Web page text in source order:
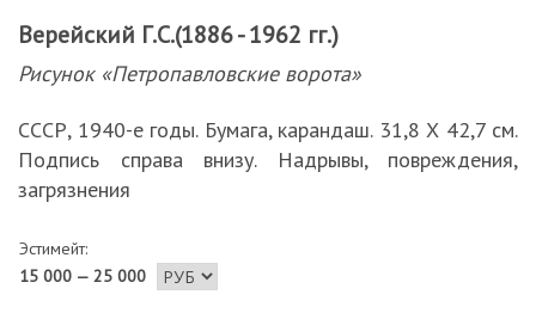
Верейский Г.С.(1886 - 1962 гг.)
Рисунок «Петропавловские ворота»
СССР, 1940-е годы. Бумага, карандаш. 31,8 Х 42,7 см.
Подпись справа внизу. Надрывы, повреждения,
загрязнения
Эстимейт:
15 000 — 25 000